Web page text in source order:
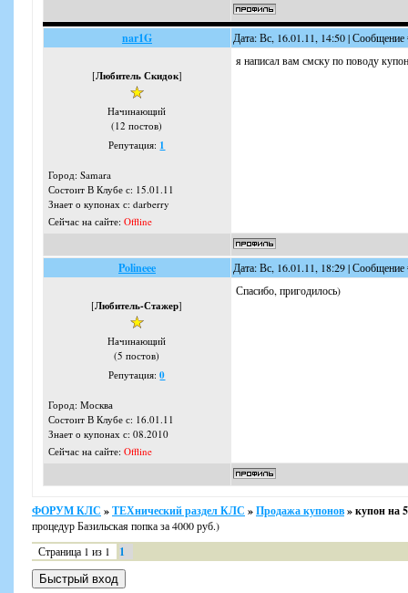
nar1G Дата: Вс, 16.01.11, 14:50 |
[Любитель Скидок]
Начинающий
(12 постов)
Репутация: 1
Город: Samara
Состоит В Клубе с: 15.01.11
Знает о купонах с: darberry
Сейчас на сайте: Offline
я написал вам смску по поводу
Polineee Дата: Вс, 16.01.11, 18:29 |
[Любитель-Стажер]
Начинающий
(5 постов)
Репутация:0
Город: Москва
Состоит В Клубе с: 16.01.11
Знает о купонах с: 08.2010
Сейчас на сайте: Offline
Спасибо, пригодилось)
ФОРУМ КЛС »ТЕХнический раздел КЛС »Продажа купонов»купон на
процедур Базильская попка за 4000 руб.)
Страница 1 из 1 1